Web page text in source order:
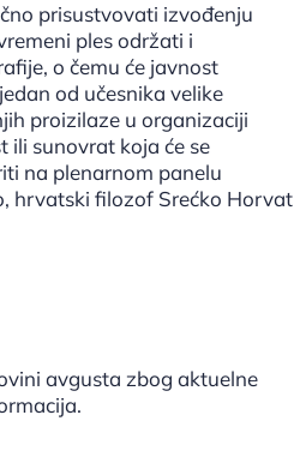
prisustvovati izvođenju
ples održati i
o čemu će javnost
od učesnika velike
proizilaze u organizaciji
ili sunovrat koja će se
na plenarnom panelu
hrvatski filozof Srećko Horvat
avgusta zbog aktuelne